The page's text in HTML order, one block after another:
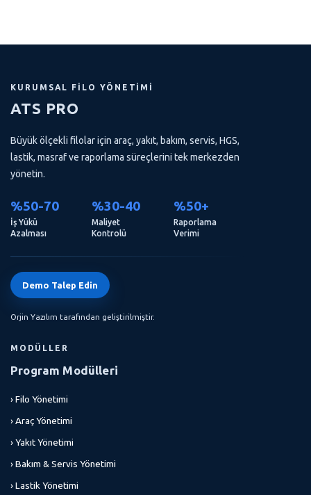
KURUMSAL FILO YÖNETIMI
ATS PRO
Büyük ölçekli filolar için araç, yakıt, bakım, servis, HGS,
lastik, masraf ve raporlama süreçlerini tek merkezden
yönetin.
%50-70
İş Yükü
Azalması
%30-40
Maliyet
Kontrolü
%50+
Raporlama
Verimi
Demo Talep Edin
Orjin Yazılım tarafından geliştirilmiştir.
MODÜLLER
Program Modülleri
› Filo Yönetimi
› Araç Yönetimi
› Yakıt Yönetimi
› Bakım & Servis Yönetimi
› Lastik Yönetimi